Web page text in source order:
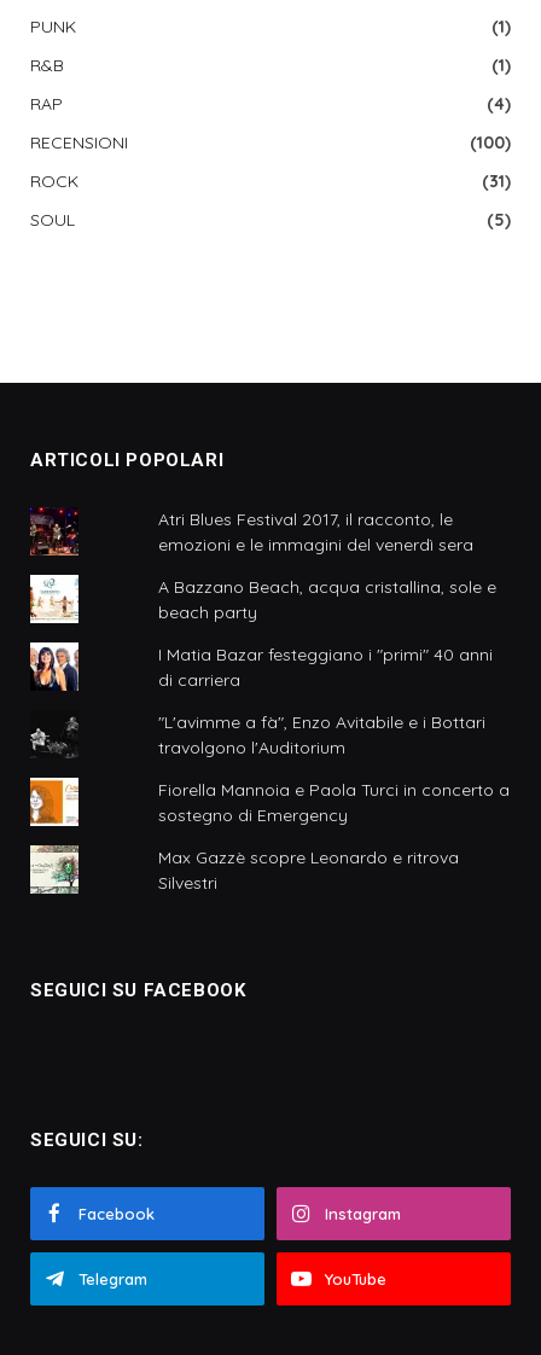
PUNK
(1)
R&B
(1)
RAP
(4)
RECENSIONI
(100)
ROCK
(31)
SOUL
(5)
ARTICOLI POPOLARI
Atri Blues Festival 2017, il racconto, le
emozioni e le immagini del venerdì sera
A Bazzano Beach, acqua cristallina, sole e
beach party
I Matia Bazar festeggiano i "primi" 40 anni
di carriera
"L'avimme a fà", Enzo Avitabile e i Bottari
travolgono l'Auditorium
Fiorella Mannoia e Paola Turci in concerto a
sostegno di Emergency
Max Gazzè scopre Leonardo e ritrova
Silvestri
SEGUICI SU FACEBOOK
SEGUICI SU:
Facebook Instagram
Telegram YouTube